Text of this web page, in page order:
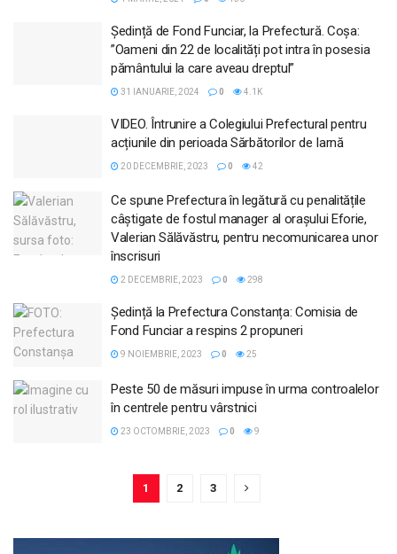
Ședință de Fond Funciar, la Prefectură. Coșa:
”Oameni din 22 de localități pot intra în posesia
pământului la care aveau dreptul”
31 IANUARIE, 2024 0 4.1K
VIDEO. Întrunire a Colegiului Prefectural pentru
acțiunile din perioada Sărbătorilor de Iarnă
20 DECEMBRIE, 2023 0 42
Ce spune Prefectura în legătură cu penalitățile
câștigate de fostul manager al orașului Eforie,
Valerian Sălăvăstru, pentru necomunicarea unor
înscrisuri
2 DECEMBRIE, 2023 0 298
Ședință la Prefectura Constanța: Comisia de
Fond Funciar a respins 2 propuneri
9 NOIEMBRIE, 2023 0 25
Peste 50 de măsuri impuse în urma controalelor
în centrele pentru vârstnici
23 OCTOMBRIE, 2023 0 9
1 2 3